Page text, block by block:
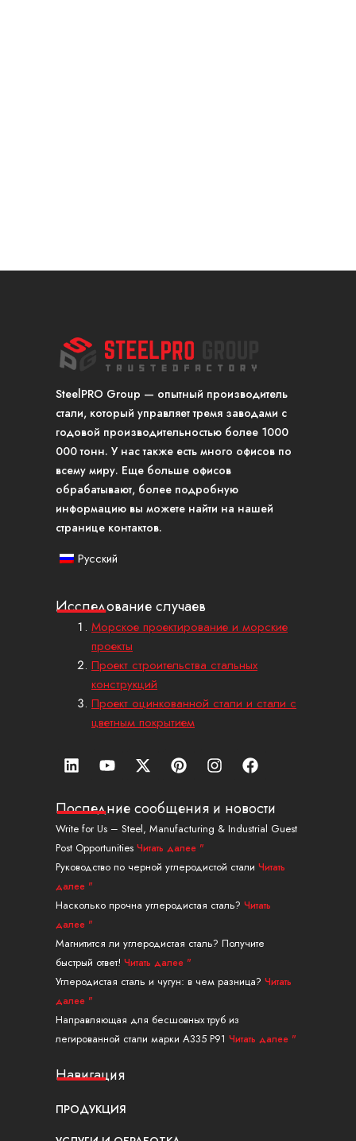
SteelPRO Group — опытный производитель
стали, который управляет тремя заводами с
годовой производительностью более 1000
000 тонн. У нас также есть много офисов по
всему миру. Еще больше офисов
обрабатывают, более подробную
информацию вы можете найти на нашей
странице контактов.
Русский
Исследование случаев
Морское проектирование и морские
проекты
Проект строительства стальных
конструкций
Проект оцинкованной стали и стали с
цветным покрытием
Л
и
к
е
д
и
н
Ю
т
б
X
-
в
и
т
т
е
П
и
т
е
р
е
с
И
н
т
а
г
а
Ф
е
с
б
у
Последние сообщения и новости
Write for Us – Steel, Manufacturing & Industrial Guest
Post Opportunities Читать далее "
Руководство по черной углеродистой стали Читать
далее "
Насколько прочна углеродистая сталь? Читать
далее "
Магнитится ли углеродистая сталь? Получите
быстрый ответ! Читать далее "
Углеродистая сталь и чугун: в чем разница? Читать
далее "
Направляющая для бесшовных труб из
легированной стали марки A335 P91 Читать далее "
Навигация
ПРОДУКЦИЯ